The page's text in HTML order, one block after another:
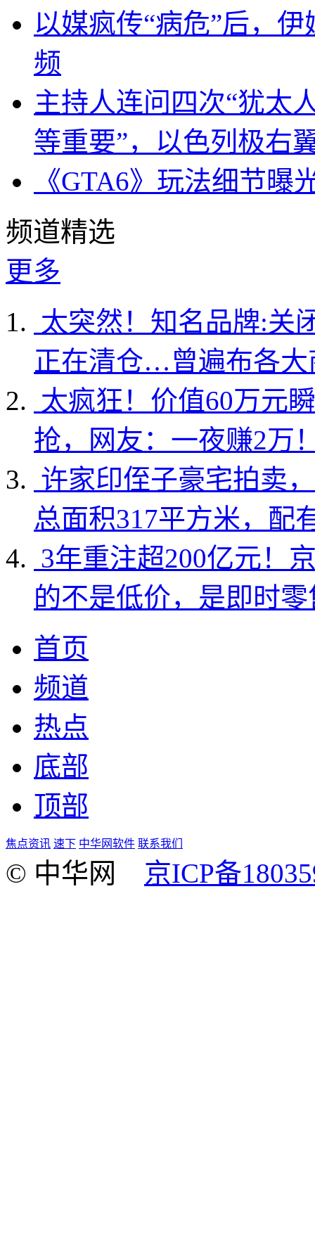
以媒疯传“病危”后，
频
主持人连问四次“犹太
等重要”，以色列极右
《GTA6》玩法细节
频道精选
更多
太突然！知名品牌:关
正在清仓…曾遍布各大
太疯狂！价值60万元
抢，网友：一夜赚2万
许家印侄子豪宅拍卖
总面积317平方米，配
3年重注超200亿元！
的不是低价，是即时
首页
频道
热点
底部
顶部
焦点资讯 速下 中华网软件 联系我们
© 中华网 京ICP备